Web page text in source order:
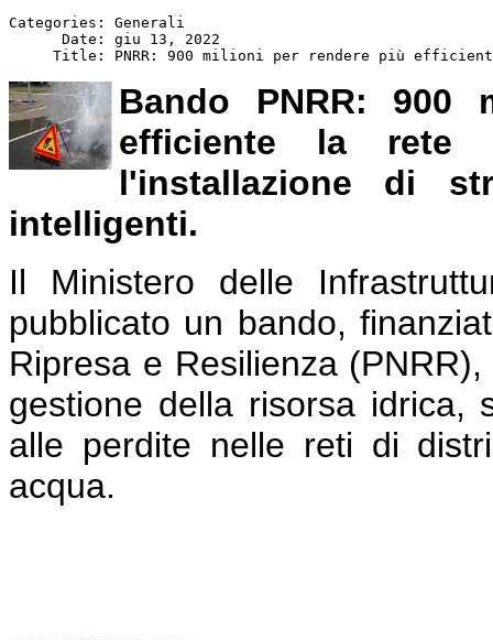
Categories: Generali
      Date: giu 13, 2022
Bando PNRR:
efficiente la rete
l'installazione di
intelligenti.
Il Ministero delle
pubblicato un bando,
Ripresa e Resilienza
gestione della risorsa idrica,
alle perdite nelle reti di
acqua.